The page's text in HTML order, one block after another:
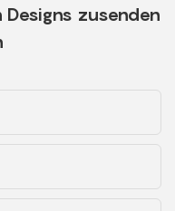
zusenden